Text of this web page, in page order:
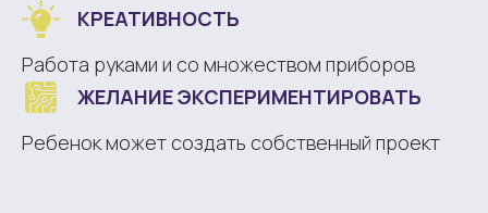
КРЕАТИВНОСТЬ
Работа руками и со множеством приборов
ЖЕЛАНИЕ ЭКСПЕРИМЕНТИРОВАТЬ
Ребенок может создать собственный проект